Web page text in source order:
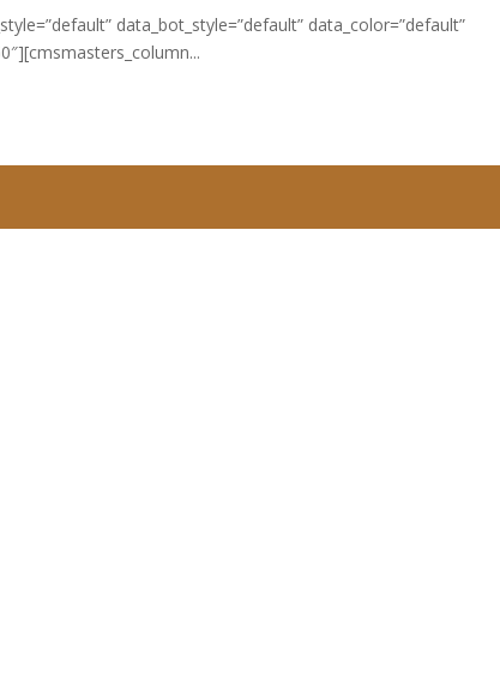
data_bot_style=”default” data_color=”default”